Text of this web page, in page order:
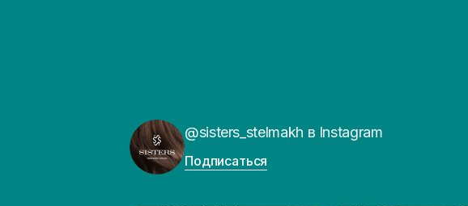
@sisters_stelmakh в Instagram
Подписаться